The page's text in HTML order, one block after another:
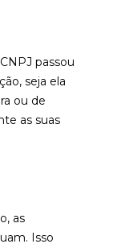
passou
seja ela
ou de
as suas
as
Isso